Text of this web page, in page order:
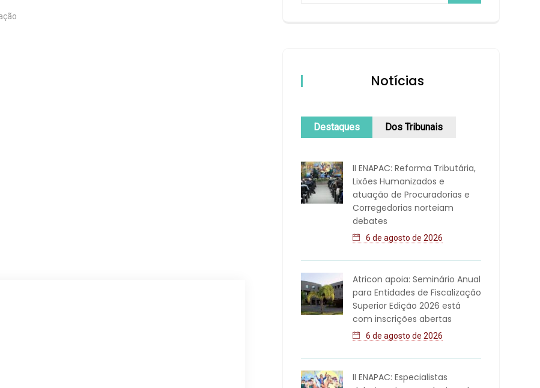
Notícias
Destaques Dos Tribunais
II ENAPAC: Reforma Tributária,
Lixões Humanizados e
atuação de Procuradorias e
Corregedorias norteiam
debates
6 de agosto de 2026
Atricon apoia: Seminário Anual
para Entidades de Fiscalização
Superior Edição 2026 está
com inscrições abertas
6 de agosto de 2026
II ENAPAC: Especialistas